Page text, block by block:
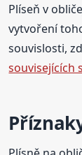
Plíseň v
vytvoření
souvislosti,
souvisejících